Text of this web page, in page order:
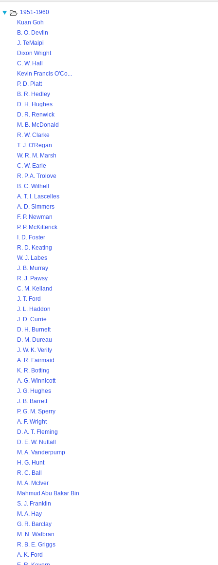
1951-1960
Kuan Goh
B. O. Devlin
J. TeMaipi
Dixon Wright
C. W. Hall
Kevin Francis O'Co...
P. D. Platt
B. R. Hedley
D. H. Hughes
D. R. Renwick
M. B. McDonald
R. W. Clarke
T. J. O'Regan
W. R. M. Marsh
C. W. Earle
R. P. A. Trolove
B. C. Withell
A. T. I. Lascelles
A. D. Simmers
F. P. Newman
P. P. McKitterick
I. D. Foster
R. D. Keating
W. J. Labes
J. B. Murray
R. J. Pawsy
C. M. Kelland
J. T. Ford
J. L. Haddon
J. D. Currie
D. H. Burnett
D. M. Dureau
J. W. K. Verity
A. R. Fairmaid
K. R. Botting
A. G. Winnicott
J. G. Hughes
J. B. Barrett
P. G. M. Sperry
A. F. Wright
D. A. T. Fleming
D. E. W. Nuttall
M. A. Vanderpump
H. G. Hunt
R. C. Ball
M. A. McIver
Mahmud Abu Bakar Bin
S. J. Franklin
M. A. Hay
G. R. Barclay
M. N. Walbran
R. B. E. Griggs
A. K. Ford